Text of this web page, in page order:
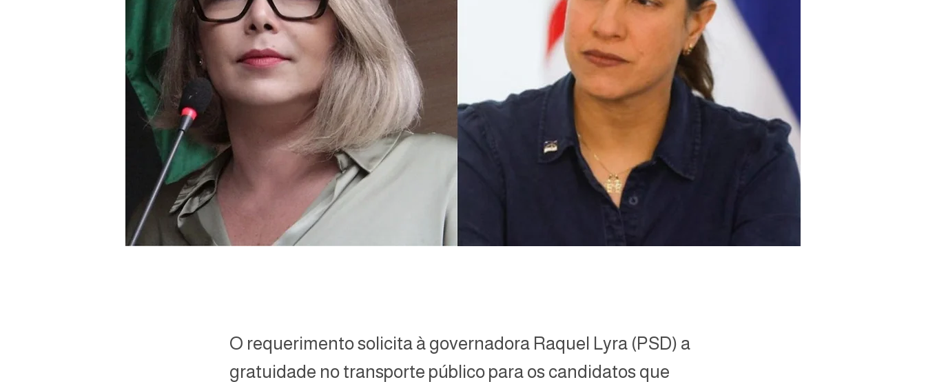
O requerimento solicita à governadora Raquel Lyra (PSD) a
gratuidade no transporte público para os candidatos que